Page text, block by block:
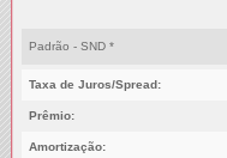
Padrão - SND *
Taxa de Juros/Spread:
Prêmio:
Amortização: